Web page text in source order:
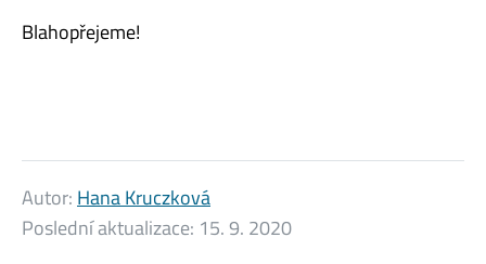
Blahopřejeme!
Autor: Hana Kruczková
Poslední aktualizace: 15. 9. 2020